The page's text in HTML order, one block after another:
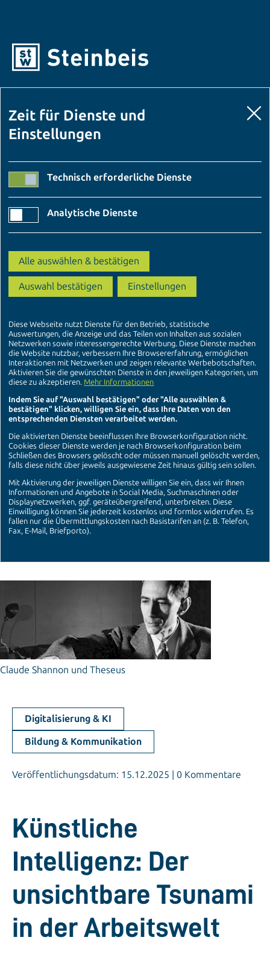
Claude Shannon und Theseus
Digitalisierung & KI
Bildung & Kommunikation
Veröffentlichungsdatum: 15.12.2025 | 0 Kommentare
Künstliche
Intelligenz: Der
unsichtbare Tsunami
in der Arbeitswelt